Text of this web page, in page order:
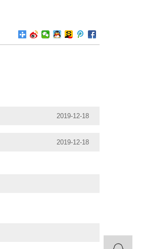
2019-12-18
2019-12-18